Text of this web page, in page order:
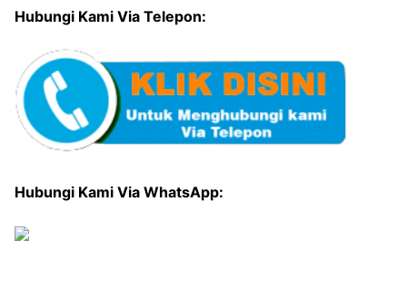
Hubungi Kami Via Telepon:
Hubungi Kami Via WhatsApp: